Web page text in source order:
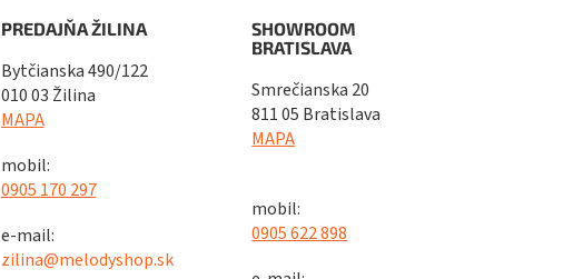
PREDAJŇA ŽILINA
Bytčianska 490/122
010 03 Žilina
MAPA
mobil:
0905 170 297
e-mail:
zilina@melodyshop.sk
SHOWROOM
BRATISLAVA
Smrečianska 20
811 05 Bratislava
MAPA
mobil:
0905 622 898